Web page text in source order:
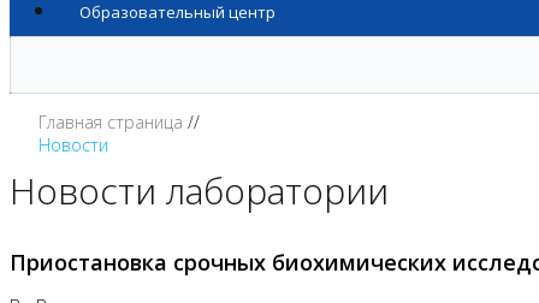
Образовательный центр
Главная страница
Новости
Новости лаборатории
Приостановка срочных биохимических